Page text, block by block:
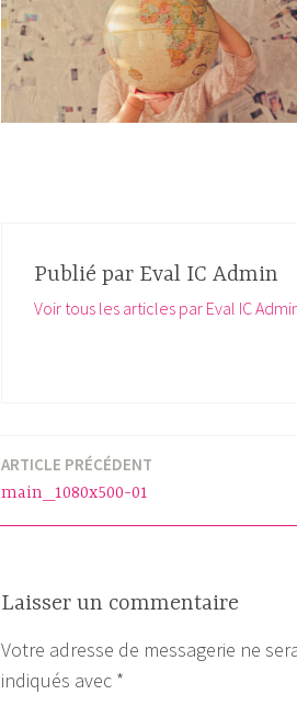
Publié par Eval IC Admin
Voir tous les articles par Eval IC
ARTICLE PRÉCÉDENT
main_1080x500-01
Laisser un commentaire
Votre adresse de messagerie ne
indiqués avec *